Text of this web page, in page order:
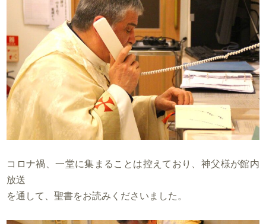
コロナ禍、一堂に集まることは控えており、神父様が館内
放送
を通して、聖書をお読みくださいました。